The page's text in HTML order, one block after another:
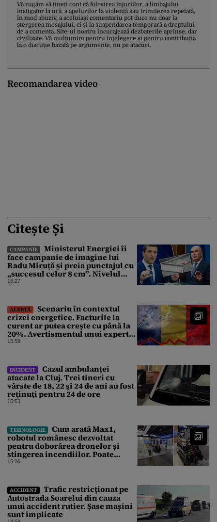
Vă rugăm să țineți cont că folosirea injuriilor, a limbajului
instigator la ură, a apelurilor la violență sau trimiterea repetată,
în mod abuziv, a aceluiași comentariu pot duce nu doar la
ștergerea mesajului, ci și la suspendarea temporară a dreptului
de a comenta. Site-ul nostru încurajează dezbaterile aprinse, dar
civilizate. Vă mulțumim pentru înțelegere și pentru contribuția
la o discuție bazată pe argumente, nu pe atacuri.
Recomandarea video
Citește Și
CAMPANIE
Ministerul Energiei îi
face campanie de imagine lui
Radu Miruță și preia punctajul cu
„succesul celor 8 cm”. Nivelul
Dunării a crescut cu 4 cm
16:27
ALERTĂ
Scenariu în contextul
crizei energetice. Facturile la
curent ar putea crește cu până la
20%. Avertismentul unui expert
în energie
15:59
INCIDENT
Cazul ambulanței
atacate la Cluj. Trei tineri cu
vârste de 18, 22 şi 24 de ani au fost
reţinuţi pentru 24 de ore
15:53
TEHNOLOGIE
Cum arată Max1,
robotul românesc dezvoltat
pentru doborârea dronelor și
stingerea incendiilor. Poate
transporta încărcături de până la
15:06
ACCIDENT
Trafic restricţionat pe
Autostrada Soarelui din cauza
unui accident rutier. Șase mașini
sunt implicate